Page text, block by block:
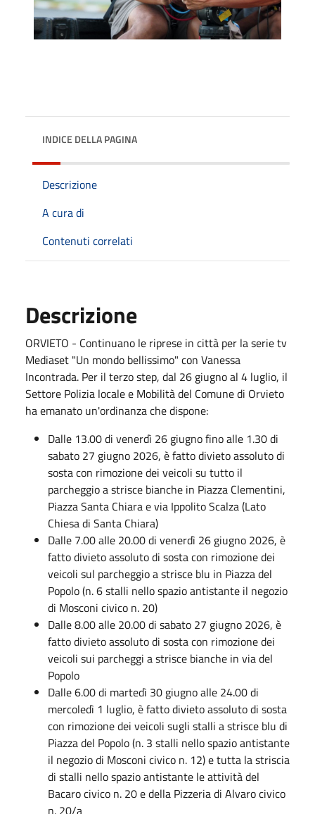
INDICE DELLA PAGINA
Descrizione
A cura di
Contenuti correlati
Descrizione
ORVIETO - Continuano le riprese in città per la serie tv
Mediaset "Un mondo bellissimo" con Vanessa
Incontrada. Per il terzo step, dal 26 giugno al 4 luglio, il
Settore Polizia locale e Mobilità del Comune di Orvieto
ha emanato un'ordinanza che dispone:
Dalle 13.00 di venerdì 26 giugno fino alle 1.30 di
sabato 27 giugno 2026, è fatto divieto assoluto di
sosta con rimozione dei veicoli su tutto il
parcheggio a strisce bianche in Piazza Clementini,
Piazza Santa Chiara e via Ippolito Scalza (Lato
Chiesa di Santa Chiara)
Dalle 7.00 alle 20.00 di venerdì 26 giugno 2026, è
fatto divieto assoluto di sosta con rimozione dei
veicoli sul parcheggio a strisce blu in Piazza del
Popolo (n. 6 stalli nello spazio antistante il negozio
di Mosconi civico n. 20)
Dalle 8.00 alle 20.00 di sabato 27 giugno 2026, è
fatto divieto assoluto di sosta con rimozione dei
veicoli sui parcheggi a strisce bianche in via del
Popolo
Dalle 6.00 di martedì 30 giugno alle 24.00 di
mercoledì 1 luglio, è fatto divieto assoluto di sosta
con rimozione dei veicoli sugli stalli a strisce blu di
Piazza del Popolo (n. 3 stalli nello spazio antistante
il negozio di Mosconi civico n. 12) e tutta la striscia
di stalli nello spazio antistante le attività del
Bacaro civico n. 20 e della Pizzeria di Alvaro civico
n. 20/a